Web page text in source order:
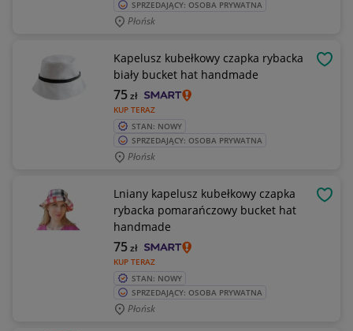
SPRZEDAJĄCY: OSOBA PRYWATNA
Płońsk
Kapelusz kubełkowy czapka rybacka
biały bucket hat handmade
KUP TERAZ
75zł
STAN: NOWY
SPRZEDAJĄCY: OSOBA PRYWATNA
Płońsk
Lniany kapelusz kubełkowy czapka
rybacka pomarańczowy bucket hat
handmade
KUP TERAZ
75zł
STAN: NOWY
SPRZEDAJĄCY: OSOBA PRYWATNA
Płońsk